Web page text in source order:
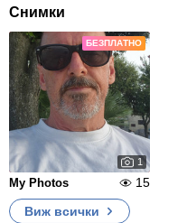
Снимки
БЕЗПЛАТНО
1
My Photos
15
Виж всички